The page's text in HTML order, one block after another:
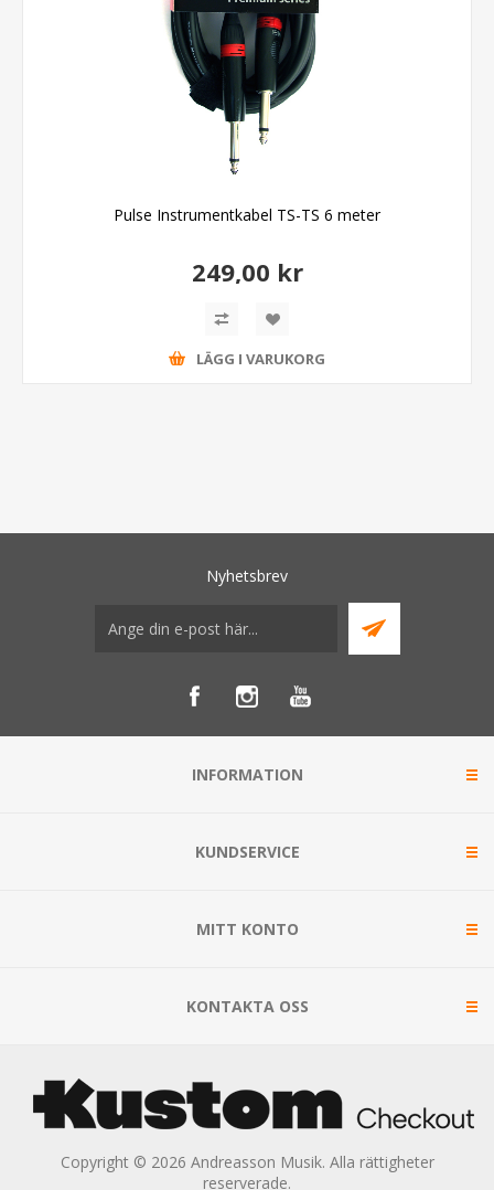
Pulse Instrumentkabel TS-TS 6 meter
249,00 kr
LÄGG I VARUKORG
Nyhetsbrev
INFORMATION
KUNDSERVICE
MITT KONTO
KONTAKTA OSS
Copyright © 2026 Andreasson Musik. Alla rättigheter
reserverade.